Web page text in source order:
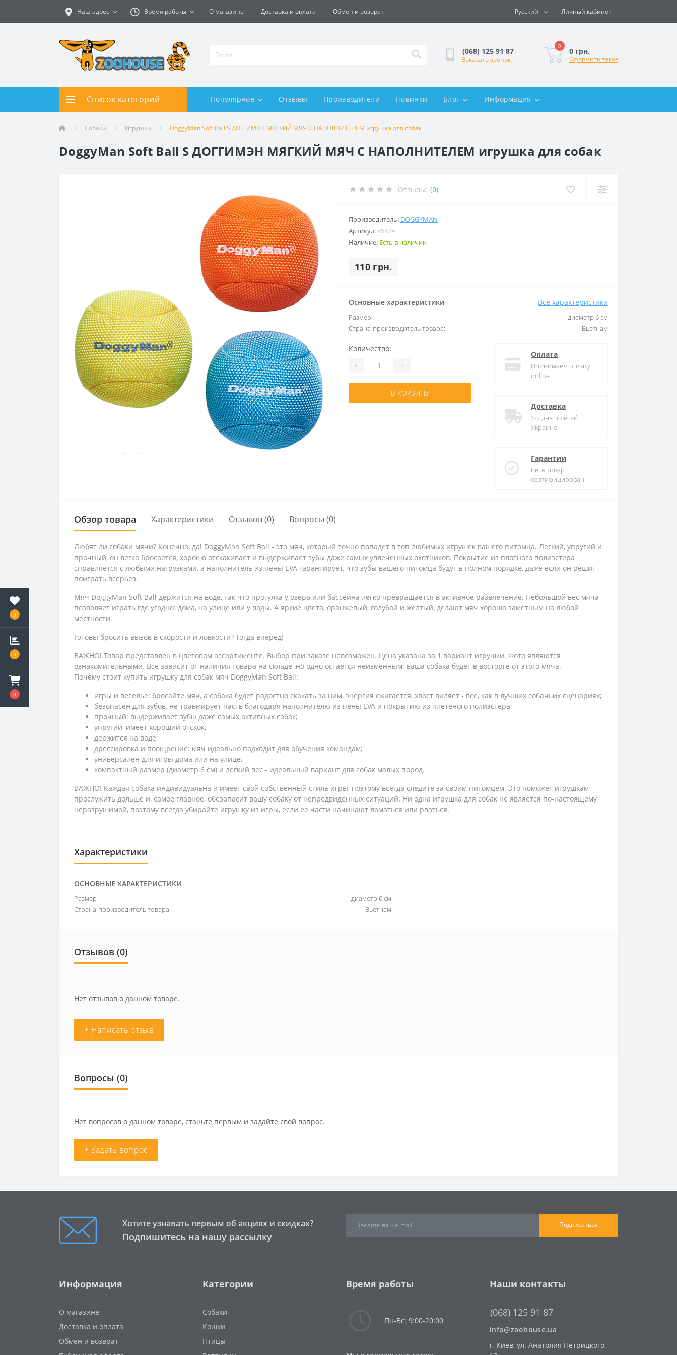
0
0
0
Наш адрес Время работы О магазине Доставка и оплата Обмен и возврат Русский Личный кабинет
(068) 125 91 87
Заказать звонок
0
0 грн.
Оформить заказ
Список категорий Популярное Отзывы Производители Новинки Блог Информация
Собаки Игрушки DoggyMan Soft Ball S ДОГГИМЭН МЯГКИЙ МЯЧ С НАПОЛНИТЕЛЕМ игрушка для собак
DoggyMan Soft Ball S ДОГГИМЭН МЯГКИЙ МЯЧ С НАПОЛНИТЕЛЕМ игрушка для собак
Отзывы: (0)
Производитель: DOGGYMAN
Артикул: 85879
Наличие: Есть в наличии
110 грн.
Основные характеристики Все характеристики
Размер:
диаметр 6 см
Страна-производитель товара:
Вьетнам
Количество:
- +
В КОРЗИНУ
Оплата
Принимаем оплату
online
Доставка
1-2 дня по всей
Украине
Гарантии
Весь товар
сертифицирован
Обзор товара Характеристики Отзывов (0) Вопросы (0)
Любят ли собаки мячи? Конечно, да! DoggyMan Soft Ball - это мяч, который точно попадет в топ любимых игрушек вашего питомца. Легкий, упругий и
прочный, он легко бросается, хорошо отскакивает и выдерживает зубы даже самых увлеченных охотников. Покрытие из плотного полиэстера
справляется с любыми нагрузками, а наполнитель из пены EVA гарантирует, что зубы вашего питомца будут в полном порядке, даже если он решит
поиграть всерьез.
Мяч DoggyMan Soft Ball держится на воде, так что прогулка у озера или бассейна легко превращается в активное развлечение. Небольшой вес мяча
позволяет играть где угодно: дома, на улице или у воды. А яркие цвета, оранжевый, голубой и желтый, делают мяч хорошо заметным на любой
местности.
Готовы бросить вызов в скорости и ловкости? Тогда вперёд!
ВАЖНО! Товар представлен в цветовом ассортименте. Выбор при заказе невозможен. Цена указана за 1 вариант игрушки. Фото являются
ознакомительными. Все зависит от наличия товара на складе, но одно остаётся неизменным: ваша собака будет в восторге от этого мяча.
Почему стоит купить игрушку для собак мяч DoggyMan Soft Ball:
игры и веселье: бросайте мяч, а собака будет радостно скакать за ним, энергия сжигается, хвост виляет - все, как в лучших собачьих сценариях;
безопасен для зубов, не травмирует пасть благодаря наполнителю из пены EVA и покрытию из плетеного полиэстера;
прочный: выдерживает зубы даже самых активных собак;
упругий, имеет хороший отскок;
держится на воде;
дрессировка и поощрение: мяч идеально подходит для обучения командам;
универсален для игры дома или на улице;
компактный размер (диаметр 6 см) и легкий вес - идеальный вариант для собак малых пород.
ВАЖНО! Каждая собака индивидуальна и имеет свой собственный стиль игры, поэтому всегда следите за своим питомцем. Это поможет игрушкам
прослужить дольше и, самое главное, обезопасит вашу собаку от непредвиденных ситуаций. Ни одна игрушка для собак не является по-настоящему
неразрушимой, поэтому всегда убирайте игрушку из игры, если ее части начинают ломаться или рваться.
Характеристики
ОСНОВНЫЕ ХАРАКТЕРИСТИКИ
Размер
диаметр 6 см
Страна-производитель товара
Вьетнам
Отзывов (0)
Нет отзывов о данном товаре.
+ Написать отзыв
Вопросы (0)
Нет вопросов о данном товаре, станьте первым и задайте свой вопрос.
+ Задать вопрос
Хотите узнавать первым об акциях и скидках?
Подпишитесь на нашу рассылку
Подписаться
Информация
О магазине
Доставка и оплата
Обмен и возврат
Категории
Собаки
Кошки
Птицы
Время работы
Пн-Вс: 9:00-20:00
Наши контакты
(068) 125 91 87
info@zoohouse.ua
г. Киев, ул. Анатолия Петрицкого,